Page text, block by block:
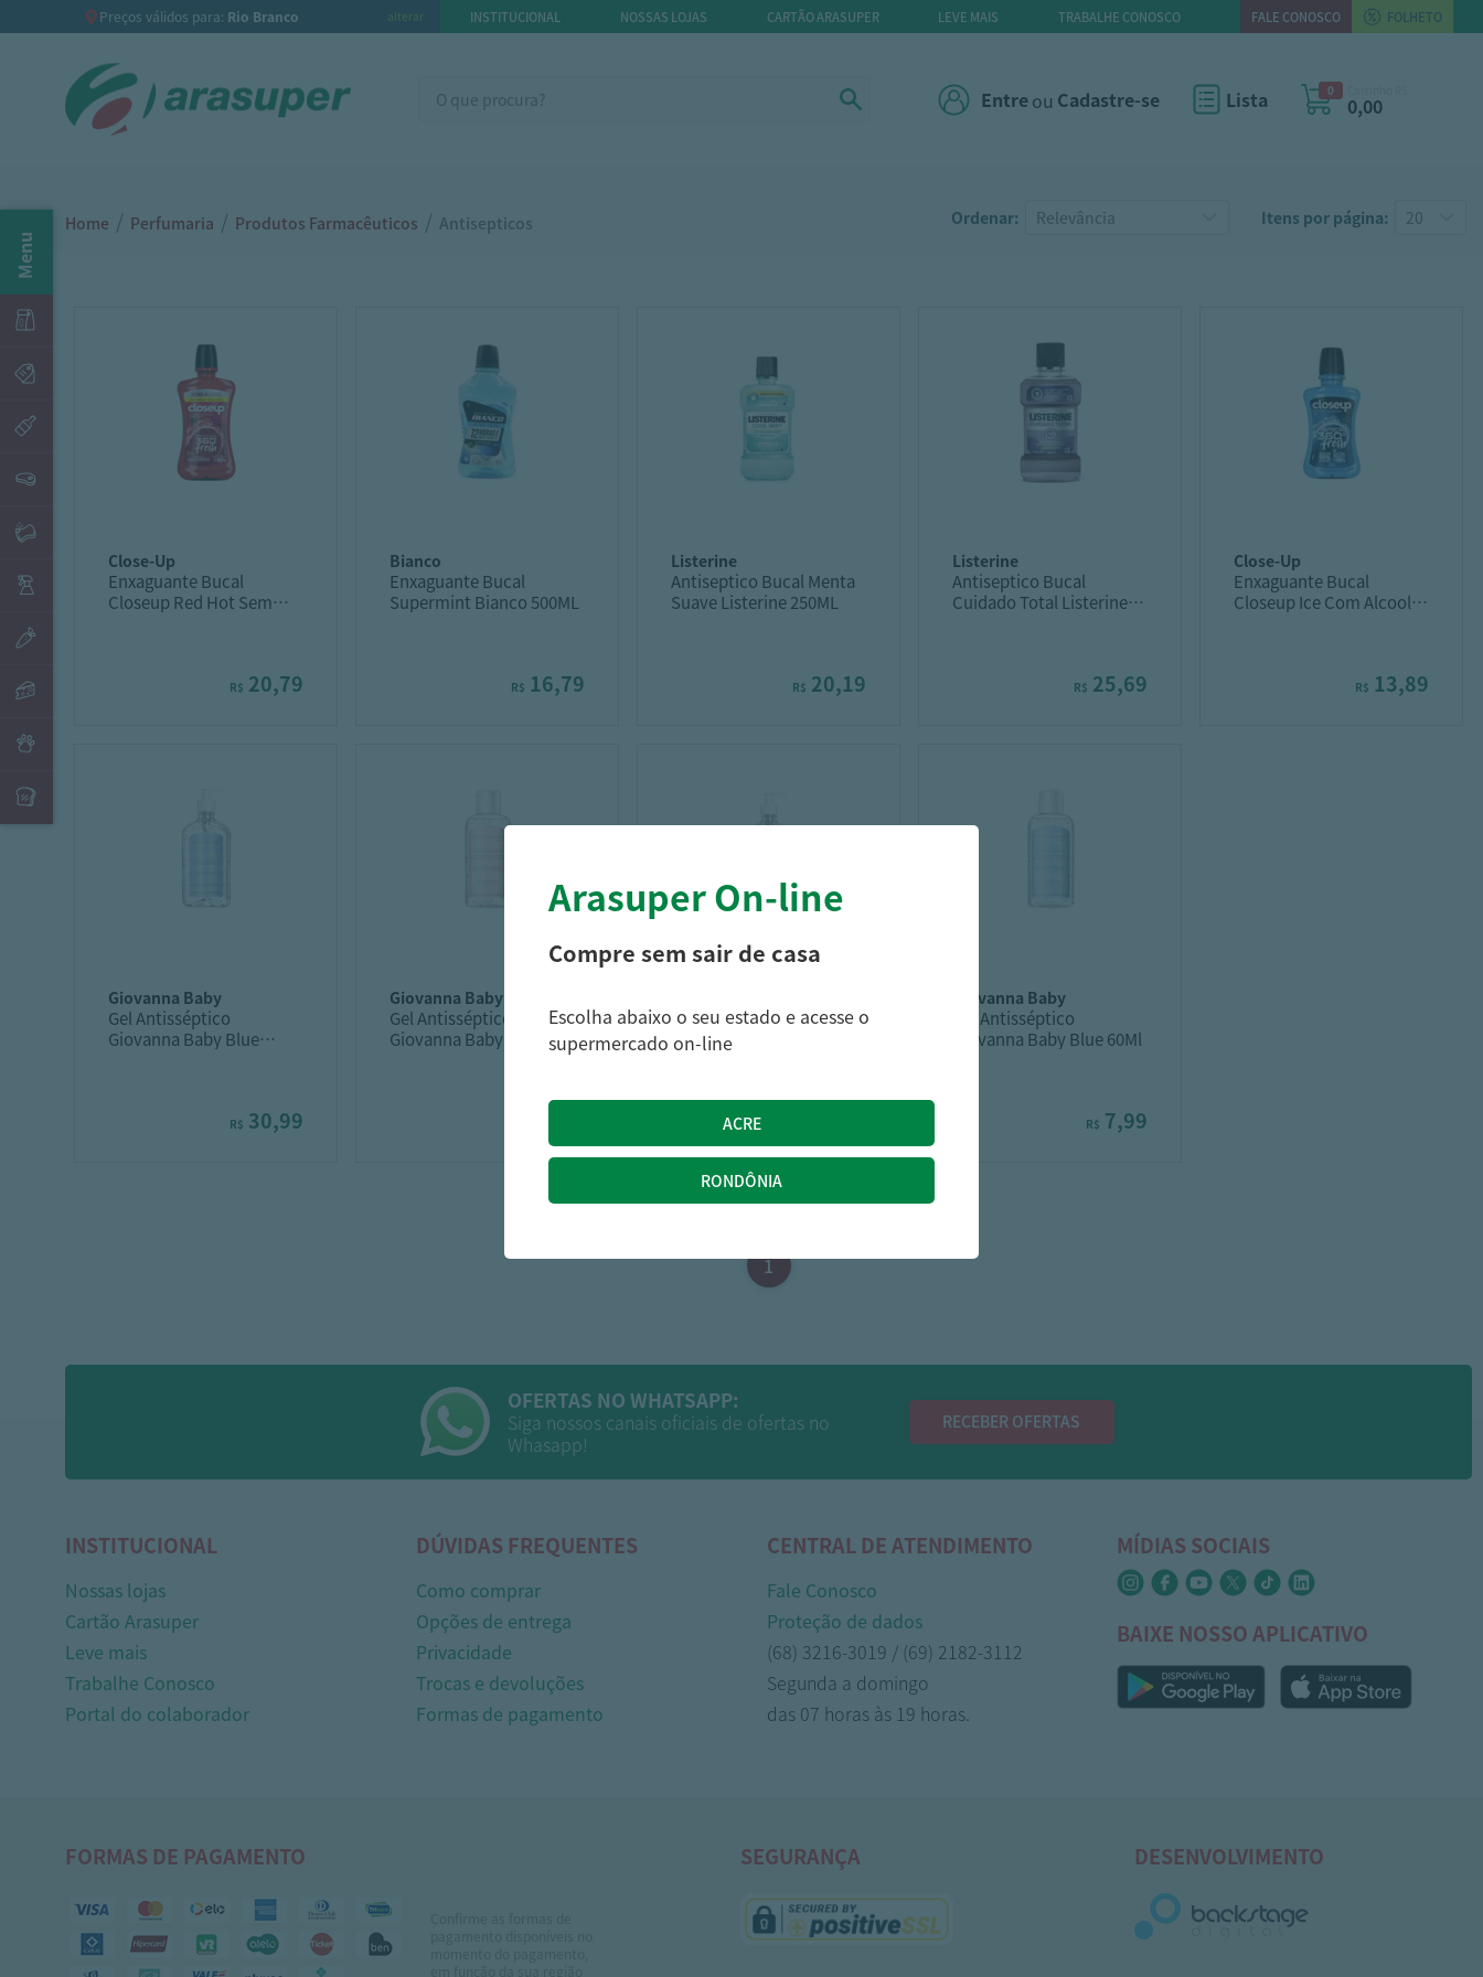
Preços válidos para: Rio Branco alterar INSTITUCIONAL NOSSAS LOJAS CARTÃO ARASUPER LEVE MAIS TRABALHE CONOSCO FALE CONOSCO FOLHETO
Entreou Cadastre-se Lista 0
0,00
Menu
Home / Perfumaria / Produtos Farmacêuticos / Antisepticos Ordenar: Itens por página:
close-up
Enxaguante Bucal
Closeup Red Hot Sem
R$ 20,79
bianco
Enxaguante Bucal
Supermint Bianco 500ML
R$ 16,79
listerine
Antiseptico Bucal Menta
Suave Listerine 250ML
R$ 20,19
listerine
Antiseptico Bucal
Cuidado Total Listerine
R$ 25,69
close-up
Enxaguante Bucal
Closeup Ice Com Alcool
R$ 13,89
giovanna baby
Gel Antisséptico
Giovanna Baby Blue
R$ 30,99
giovanna baby
Gel Antisséptico
Giovanna Baby Clássic
Gel Antisséptico
Giovanna Baby Clássic
giovanna baby
Gel Antisséptico
Giovanna Baby Blue 60Ml
R$ 7,99
1
OFERTAS NO WHATSAPP:
Siga nossos canais oficiais de ofertas no
Whasapp!
RECEBER OFERTAS
INSTITUCIONAL
Nossas lojas
Cartão Arasuper
Leve mais
Trabalhe Conosco
Portal do colaborador
DÚVIDAS FREQUENTES
Como comprar
Opções de entrega
Privacidade
Trocas e devoluções
Formas de pagamento
CENTRAL DE ATENDIMENTO
Fale Conosco
Proteção de dados
(68) 3216-3019 / (69) 2182-3112
Segunda a domingo
das 07 horas às 19 horas.
MÍDIAS SOCIAIS
BAIXE NOSSO APLICATIVO
FORMAS DE PAGAMENTO SEGURANÇA DESENVOLVIMENTO
Arasuper On-line
Compre sem sair de casa
Escolha abaixo o seu estado e acesse o
supermercado on-line